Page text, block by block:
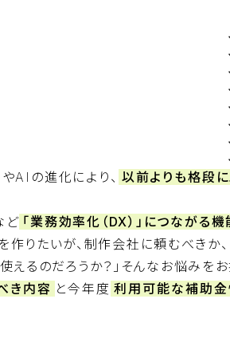
AIの進化により、 以前よりも格段
ど 「業務効率化（DX）」につながる機
作りたいが、制作会社に頼むべきか
えるのだろうか？」そんなお悩みを
き内容 と今年度 利用可能な補助